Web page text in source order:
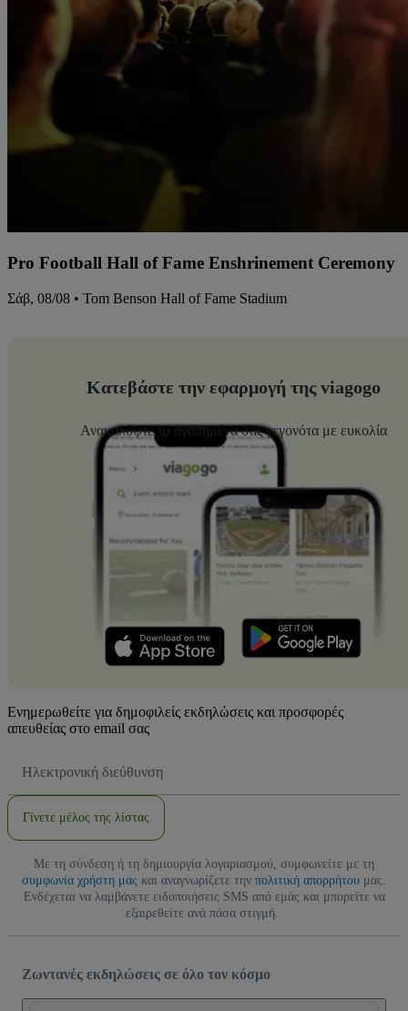
Pro Football Hall of Fame Enshrinement Ceremony
Σάβ, 08/08 • Tom Benson Hall of Fame Stadium
Κατεβάστε την εφαρμογή της viagogo
Ανακαλύψτε τα αγαπημένα σας γεγονότα με ευκολία
Ενημερωθείτε για δημοφιλείς εκδηλώσεις και προσφορές
απευθείας στο email σας
Email
Γίνετε μέλος της λίστας
Με τη σύνδεση ή τη δημιουργία λογαριασμού, συμφωνείτε με τη
συμφωνία χρήστη μας και αναγνωρίζετε την πολιτική απορρήτου μας.
Ενδέχεται να λαμβάνετε ειδοποιήσεις SMS από εμάς και μπορείτε να
εξαιρεθείτε ανά πάσα στιγμή.
Ζωντανές εκδηλώσεις σε όλο τον κόσμο